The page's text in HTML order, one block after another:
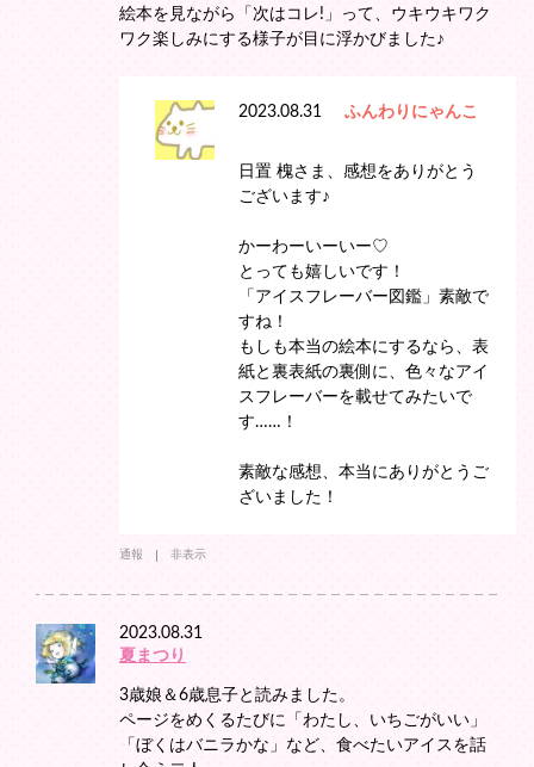
絵本を見ながら「次はコレ!」って、ウキウキワク
ワク楽しみにする様子が目に浮かびました♪
2023.08.31 ふんわりにゃんこ
日置 槐さま、感想をありがとう
ございます♪
かーわーいーいー♡
とっても嬉しいです！
「アイスフレーバー図鑑」素敵で
すね！
もしも本当の絵本にするなら、表
紙と裏表紙の裏側に、色々なアイ
スフレーバーを載せてみたいで
す……！
素敵な感想、本当にありがとうご
ざいました！
通報 非表示
2023.08.31
夏まつり
3歳娘＆6歳息子と読みました。
ページをめくるたびに「わたし、いちごがいい」
「ぼくはバニラかな」など、食べたいアイスを話